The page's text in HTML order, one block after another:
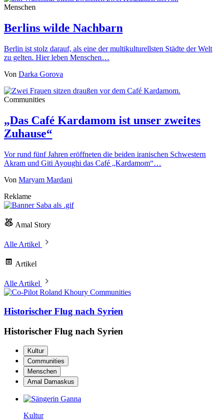
Menschen
Berlins wilde Nachbarn
Berlin ist stolz darauf, als eine der multikulturellsten Städte der Welt
zu gelten. Hier leben Menschen…
Von Darka Gorova
Communities
„Das Café Kardamom ist unser zweites
Zuhause“
Vor rund fünf Jahren eröffneten die beiden iranischen Schwestern
Akram und Giti Ayoughi das Café „Kardamom“…
Von Maryam Mardani
Reklame
Amal Story
Alle Artikel
Artikel
Alle Artikel
Communities
Historischer Flug nach Syrien
Historischer Flug nach Syrien
Kultur
Communities
Menschen
Amal Damaskus
Kultur